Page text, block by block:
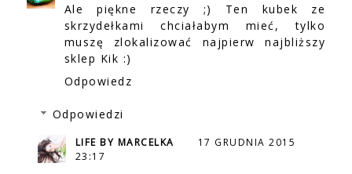
Ale piękne rzeczy ;) Ten kubek ze
skrzydełkami chciałabym mieć, tylko
muszę zlokalizować najpierw najbliższy
sklep Kik :)
Odpowiedz
Odpowiedzi
LIFE BY MARCELKA
17 GRUDNIA 2015
23:17